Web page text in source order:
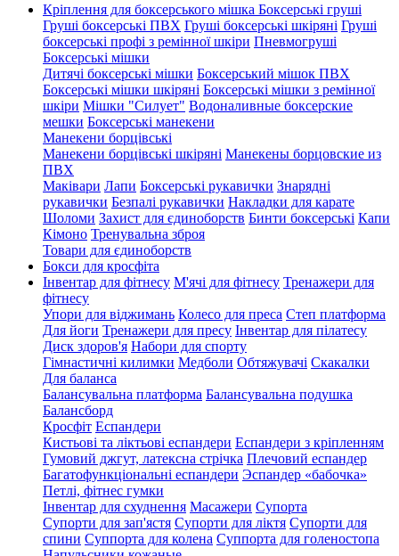
Кріплення для боксерського мішка Боксерські груші
Груші боксерські ПВХ Груші боксерські шкіряні Груші
боксерські профі з ремінної шкіри Пневмогруші
Боксерські мішки
Дитячі боксерські мішки Боксерський мішок ПВХ
Боксерські мішки шкіряні Боксерські мішки з ремінної
шкіри Мішки "Силует" Водоналивные боксерские
мешки Боксерські манекени
Манекени борцівські
Манекени борцівські шкіряні Манекены борцовские из
ПВХ
Маківари Лапи Боксерські рукавички Знарядні
рукавички Безпалі рукавички Накладки для карате
Шоломи Захист для єдиноборств Бинти боксерські Капи
Кімоно Тренувальна зброя
Товари для єдиноборств
Бокси для кросфіта
Інвентар для фітнесу М'ячі для фітнесу Тренажери для
фітнесу
Упори для віджимань Колесо для преса Степ платформа
Для йоги Тренажери для пресу Інвентар для пілатесу
Диск здоров'я Набори для спорту
Гімнастичні килимки Медболи Обтяжувачі Скакалки
Для баланса
Балансувальна платформа Балансувальна подушка
Балансборд
Кросфіт Еспандери
Кистьові та ліктьові еспандери Еспандери з кріпленням
Гумовий джгут, латексна стрічка Плечовий еспандер
Багатофункціональні еспандери Эспандер «бабочка»
Петлі, фітнес гумки
Інвентар для схуднення Масажери Супорта
Супорти для зап'ястя Супорти для ліктя Супорти для
спини Суппорта для колена Суппорта для голеностопа